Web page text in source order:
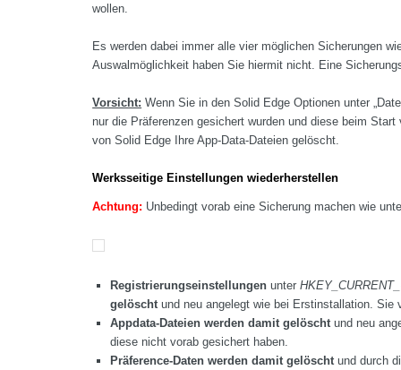
wollen.
Es werden dabei immer alle vier möglichen Sicherungen
Auswalmöglichkeit haben Sie hiermit nicht. Eine
Vorsicht: Wenn Sie in den Solid Edge Optionen unter
nur die Präferenzen gesichert wurden und diese beim
von Solid Edge Ihre App-Data-Dateien gelöscht.
Werksseitige Einstellungen wiederherstellen
Achtung: Unbedingt vorab eine Sicherung machen wie
Registrierungseinstellungen unter
gelöschtund neu angelegt wie bei Erstinstallation. Sie
Appdata-Dateien werden damit gelöschtund neu
diese nicht vorab gesichert haben.
Präference-Daten werden damit gelöschtund durch